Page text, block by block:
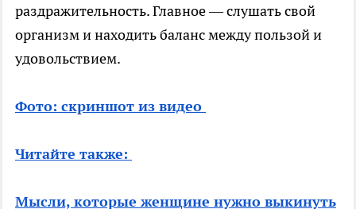
раздражительность. Главное — слушать свой
организм и находить баланс между пользой и
удовольствием.
Фото: скриншот из видео
Читайте также:
Мысли, которые женщине нужно выкинуть